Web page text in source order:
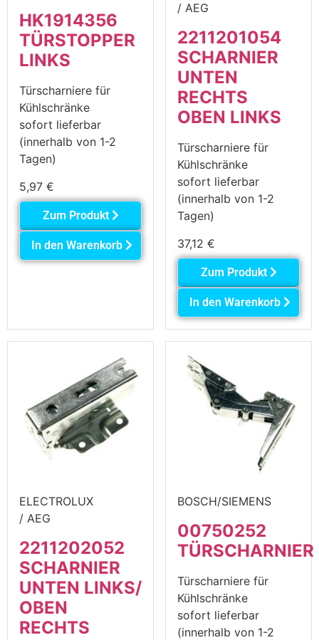
HK1914356
TÜRSTOPPER
LINKS
Türscharniere für
Kühlschränke
sofort lieferbar
(innerhalb von 1-2
Tagen)
5,97 €
Zum Produkt
In den Warenkorb
/ AEG
2211201054
SCHARNIER
UNTEN
RECHTS
OBEN LINKS
Türscharniere für
Kühlschränke
sofort lieferbar
(innerhalb von 1-2
Tagen)
37,12 €
Zum Produkt
In den Warenkorb
ELECTROLUX
/ AEG
2211202052
SCHARNIER
UNTEN LINKS/
OBEN
RECHTS
BOSCH/SIEMENS
00750252
TÜRSCHARNIER
Türscharniere für
Kühlschränke
sofort lieferbar
(innerhalb von 1-2